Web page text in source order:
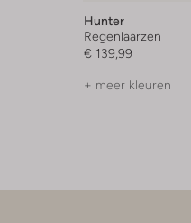
Hunter
Regenlaarzen
€ 139,99
+ meer kleuren